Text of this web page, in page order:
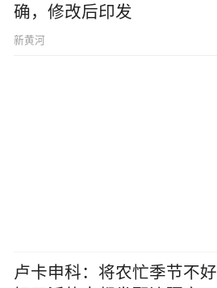
确，修改后印发
新黄河
卢卡申科：将农忙季节不好